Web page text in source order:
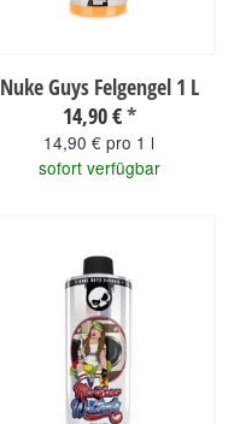
Nuke Guys Felgengel 1 L
14,90 €*
14,90 € pro 1 l
sofort verfügbar